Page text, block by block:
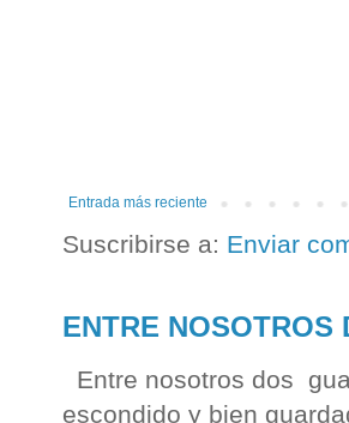
Entrada más reciente
Suscribirse a: Enviar
ENTRE NOSOTROS
Entre nosotros dos
escondido y bien